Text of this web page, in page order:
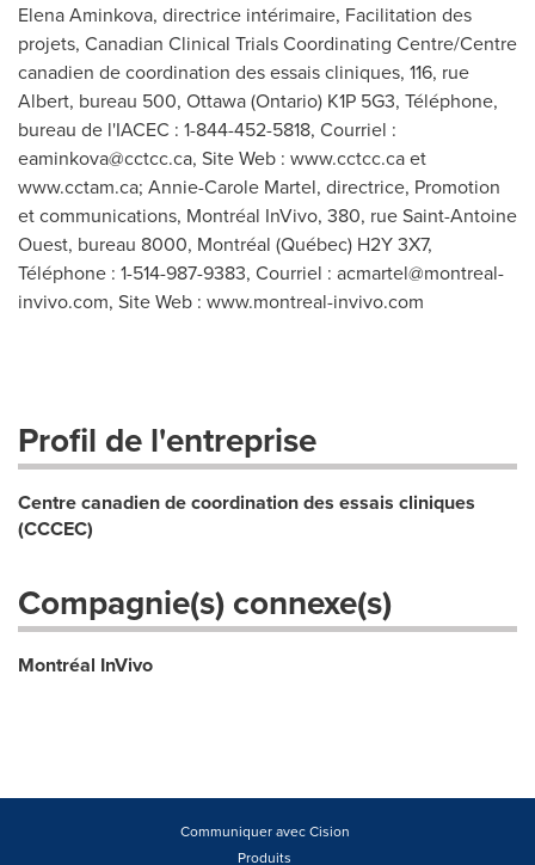
Elena Aminkova, directrice intérimaire, Facilitation des
projets, Canadian Clinical Trials Coordinating Centre/Centre
canadien de coordination des essais cliniques, 116, rue
Albert, bureau 500, Ottawa (Ontario) K1P 5G3, Téléphone,
bureau de l'IACEC : 1-844-452-5818, Courriel :
eaminkova@cctcc.ca, Site Web : www.cctcc.ca et
www.cctam.ca; Annie-Carole Martel, directrice, Promotion
et communications, Montréal InVivo, 380, rue Saint-Antoine
Ouest, bureau 8000, Montréal (Québec) H2Y 3X7,
Téléphone : 1-514-987-9383, Courriel : acmartel@montreal-
invivo.com, Site Web : www.montreal-invivo.com
Profil de l'entreprise
Centre canadien de coordination des essais cliniques
(CCCEC)
Compagnie(s) connexe(s)
Montréal InVivo
Communiquer avec Cision
Produits